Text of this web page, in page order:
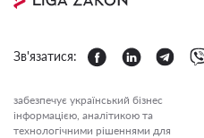
Зв'язатися:
забезпечує український бізнес
інформацією, аналітикою та
технологічними рішеннями для